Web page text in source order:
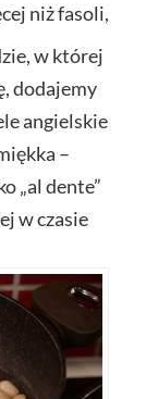
niż fasoli,
w której
dodajemy
angielskie
–
„al dente”
w czasie